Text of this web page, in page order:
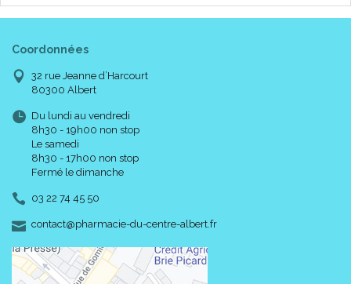
Coordonnées
32 rue Jeanne d’Harcourt
80300 Albert
Du lundi au vendredi
8h30 - 19h00 non stop
Le samedi
8h30 - 17h00 non stop
Fermé le dimanche
03 22 74 45 50
contact-
@-
pharmacie-du-centre-albert.fr